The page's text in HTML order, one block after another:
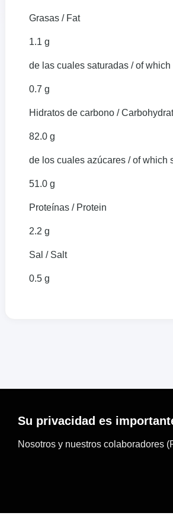
Grasas / Fat
1.1 g
de las cuales saturadas / of which
0.7 g
Hidratos de carbono /
82.0 g
de los cuales azúcares / of which
51.0 g
Proteínas / Protein
2.2 g
Sal / Salt
0.5 g
Su privacidad es
Nosotros y nuestros colaboradores